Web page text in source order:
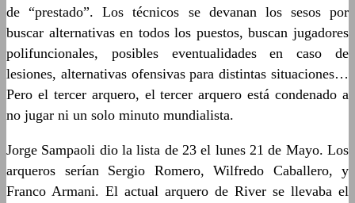
de “prestado”. Los técnicos se devanan los sesos por
buscar alternativas en todos los puestos, buscan jugadores
polifuncionales, posibles eventualidades en caso de
lesiones, alternativas ofensivas para distintas situaciones…
Pero el tercer arquero, el tercer arquero está condenado a
no jugar ni un solo minuto mundialista.
Jorge Sampaoli dio la lista de 23 el lunes 21 de Mayo. Los
arqueros serían Sergio Romero, Wilfredo Caballero, y
Franco Armani. El actual arquero de River se llevaba el